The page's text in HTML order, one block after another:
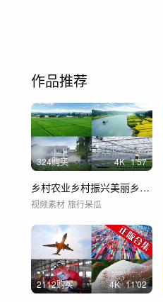
作品推荐
324购买 4K 1'57
乡村农业乡村振兴美丽乡村田园新农村稻田
视频素材 旅行呆瓜
2112购买 4K 11'02